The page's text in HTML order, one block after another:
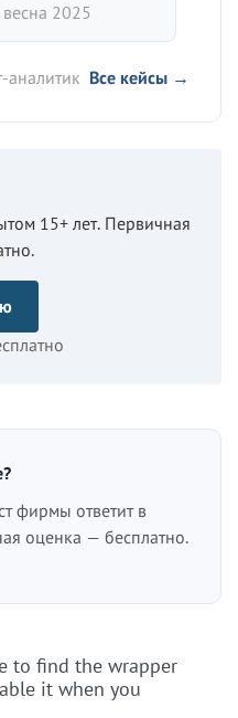
весна 2025
аналитик Все кейсы →
15+ лет. Первичная
фирмы ответит в
оценка — бесплатно.
to find the wrapper
it when you